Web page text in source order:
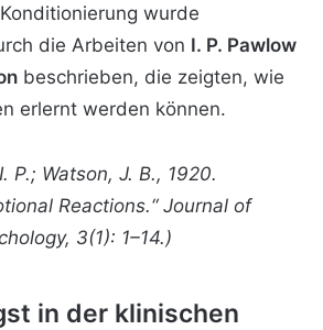
wurde
die Arbeiten von I. P. Pawlow
beschrieben, die zeigten, wie
erlernt werden können.
P.; Watson, J. B., 1920.
Reactions.“ Journal of
3(1): 1–14.)
in der klinischen